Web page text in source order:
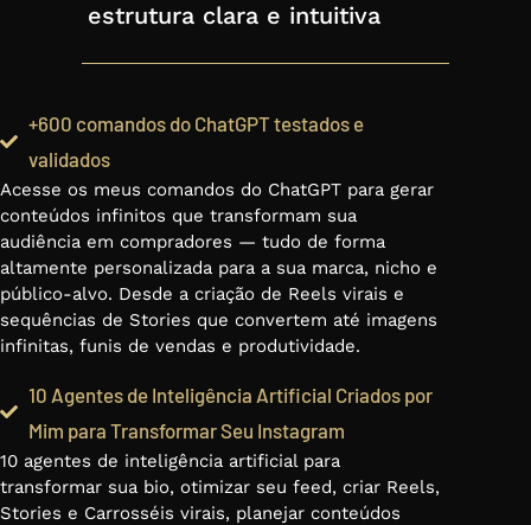
estrutura clara e intuitiva
+600 comandos do ChatGPT testados e
validados
Acesse os meus comandos do ChatGPT para gerar
conteúdos infinitos que transformam sua
audiência em compradores — tudo de forma
altamente personalizada para a sua marca, nicho e
público-alvo. Desde a criação de Reels virais e
sequências de Stories que convertem até imagens
infinitas, funis de vendas e produtividade.
10 Agentes de Inteligência Artificial Criados por
Mim para Transformar Seu Instagram
10 agentes de inteligência artificial para
transformar sua bio, otimizar seu feed, criar Reels,
Stories e Carrosséis virais, planejar conteúdos